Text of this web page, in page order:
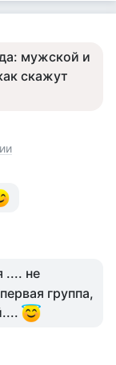
мужской и
скажут
.... не
группа,